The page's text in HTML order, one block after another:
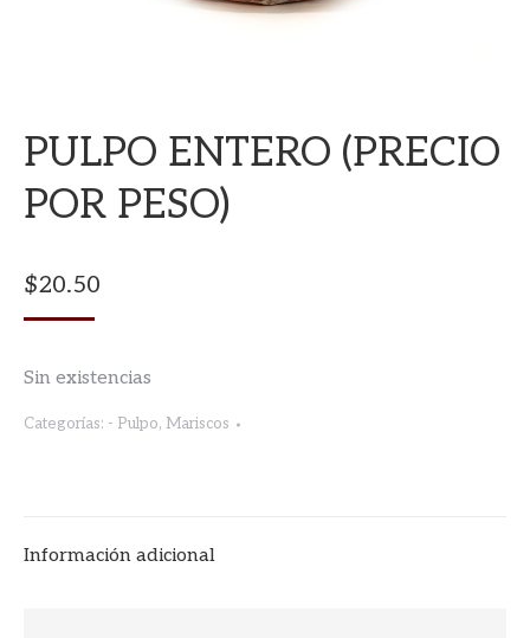
PULPO ENTERO (PRECIO
POR PESO)
$20.50
Sin existencias
Categorías: - Pulpo, Mariscos
Información adicional